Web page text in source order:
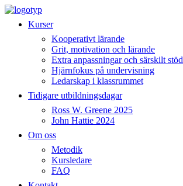
Hoppa
innehåll
Kurser
Kooperativt lärande
Grit, motivation och lärande
Extra anpassningar och särskilt stöd
Hjärnfokus på undervisning
Ledarskap i klassrummet
Tidigare utbildningsdagar
Ross W. Greene 2025
John Hattie 2024
Om oss
Metodik
Kursledare
FAQ